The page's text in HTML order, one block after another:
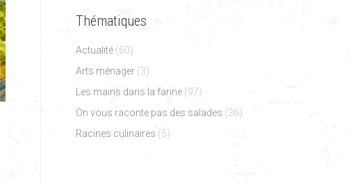
Thématiques
Actualité (60)
Arts ménager (3)
Les mains dans la farine (97)
On vous raconte pas des salades (36)
Racines culinaires (5)